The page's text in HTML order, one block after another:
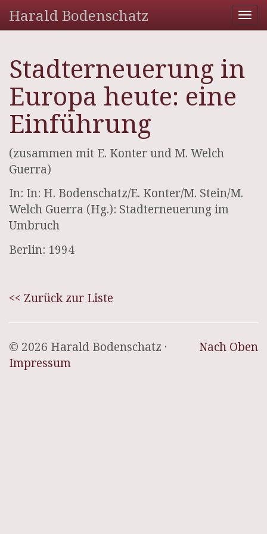
Harald Bodenschatz
Stadterneuerung in
Europa heute: eine
Einführung
(zusammen mit E. Konter und M. Welch
Guerra)
In: In: H. Bodenschatz/E. Konter/M. Stein/M.
Welch Guerra (Hg.): Stadterneuerung im
Umbruch
Berlin: 1994
<< Zurück zur Liste
Nach Oben
© 2026 Harald Bodenschatz ·
Impressum